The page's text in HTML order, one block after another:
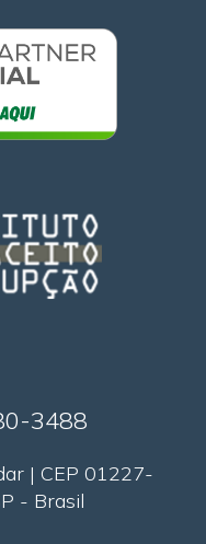
3488
| CEP 01227-
- Brasil